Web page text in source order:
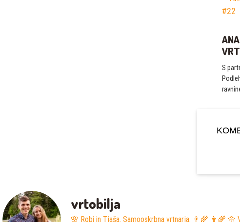
S
vrtobilja
🌸 Robi in Tjaša. Samooskrbna vrtnarja. 👨‍🌾 👩‍🌾 🌼